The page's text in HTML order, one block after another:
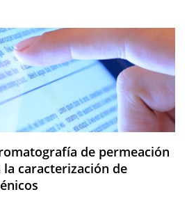
de permeación
la caracterización de